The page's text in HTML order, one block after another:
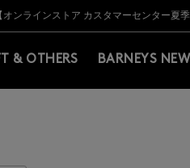
BARNEYS＞会員のお客様は11,000円
【夏季休業に伴う出荷一時停
オンラインストア カスタマーセンター夏
【夏季休業に伴う返品・交換承り一
熊本県を中心とした地震の影響に
【開催中】SUMMER SALE
BARNEYS＞会員のお客様は11,000円
【夏季休業に伴う出荷一時停
& OTHERS BARNEYS